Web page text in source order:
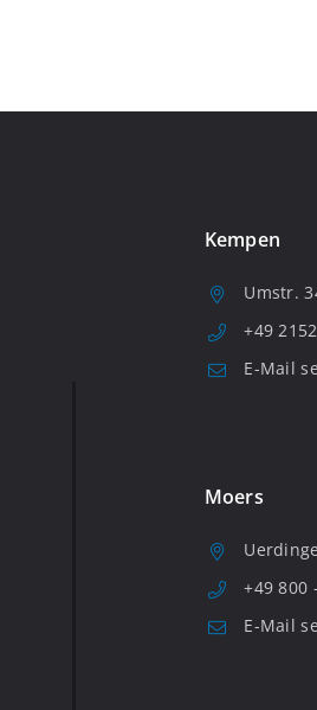
Kempen
Umstr.
+49
E-Mail
Moers
+49 800
E-Mail